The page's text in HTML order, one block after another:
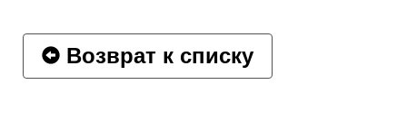
Возврат к списку